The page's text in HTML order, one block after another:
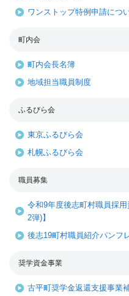
ワンストップ特例申請につ
町内会
町内会長名簿
地域担当職員制度
ふるびら会
東京ふるびら会
札幌ふるびら会
職員募集
令和9年度後志町村職員採
2弾)】
後志19町村職員紹介パンフ
奨学資金事業
古平町奨学金返還支援事業